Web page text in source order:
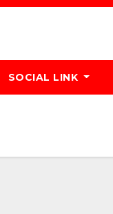
SOCIAL LINK